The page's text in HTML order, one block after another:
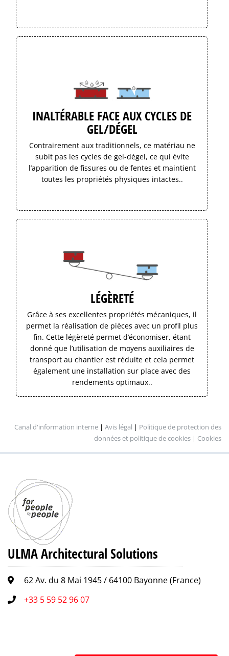
INALTÉRABLE FACE AUX CYCLES DE
GEL/DÉGEL
Contrairement aux traditionnels, ce matériau ne
subit pas les cycles de gel-dégel, ce qui évite
l’apparition de fissures ou de fentes et maintient
toutes les propriétés physiques intactes..
LÉGÈRETÉ
Grâce à ses excellentes propriétés mécaniques, il
permet la réalisation de pièces avec un profil plus
fin. Cette légèreté permet d’économiser, étant
donné que l’utilisation de moyens auxiliaires de
transport au chantier est réduite et cela permet
également une installation sur place avec des
rendements optimaux..
Canal d'information interne | Avis légal | Politique de protection des
données et politique de cookies | Cookies
ULMA Architectural Solutions
62 Av. du 8 Mai 1945 / 64100 Bayonne (France)
+33 5 59 52 96 07